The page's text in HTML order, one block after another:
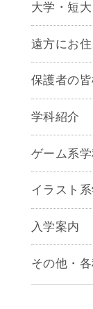
大学・短
遠方にお
保護者の
学科紹介
ゲーム
CG学科
アニメ
声優学科
ゲーム系
イラスト
入学案内
募集要
早期出
その他・
アクセ